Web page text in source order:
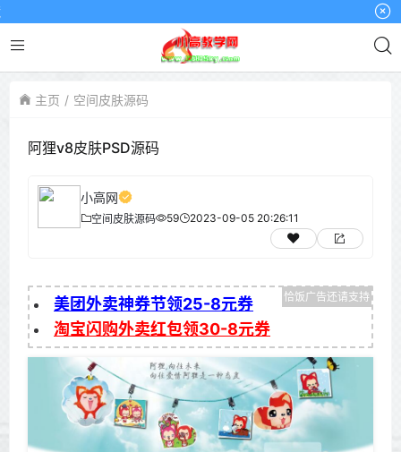
小
主页 空间皮肤源码
阿狸v8皮肤PSD源码
小高网
空间皮肤源码 59 2023-09-05 20:26:11
美团外卖神券节领25-8元券
淘宝闪购外卖红包领30-8元券